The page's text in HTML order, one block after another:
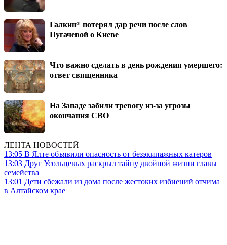
Галкин* потерял дар речи после слов
Пугачевой о Киеве
Что важно сделать в день рождения умершего:
ответ священника
На Западе забили тревогу из-за угрозы
окончания СВО
ЛЕНТА НОВОСТЕЙ
13:05 В Ялте объявили опасность от безэкипажных катеров
13:03 Друг Усольцевых раскрыл тайну двойной жизни главы
семейства
13:01 Дети сбежали из дома после жестоких избиений отчима
в Алтайском крае